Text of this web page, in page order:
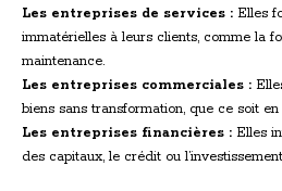
Les entreprises de services : Elles
immatérielles à leurs clients, comme la
maintenance.
Les entreprises commerciales :
biens sans transformation, que ce soit
Les entreprises financières : Elles
des capitaux, le crédit ou